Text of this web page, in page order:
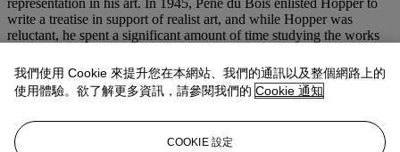
write a treatise in support of realist art, and while Hopper was
reluctant, he spent a significant amount of time studying the works
appreciation for these earlier American realist masters. With this
context in mind, these two white houses with their picket fence
stand proudly and boldly in the face of abstraction, even while
hidden layers of meaning.
In
and throughout his career, Hopper painted aspects
我們使用 Cookie 來提升您在本網站、我們的通訊以及整個網路上的
使用體驗。欲了解更多資訊，請參閱我們的 Cookie 通知
COOKIE 設定